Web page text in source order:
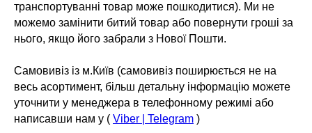
транспортуванні товар може пошкодитися). Ми не
можемо замінити битий товар або повернути гроші за
нього, якщо його забрали з Нової Пошти.
Самовивіз із м.Київ (самовивіз поширюється не на
весь асортимент, більш детальну інформацію можете
уточнити у менеджера в телефонному режимі або
написавши нам у ( Viber | Telegram )